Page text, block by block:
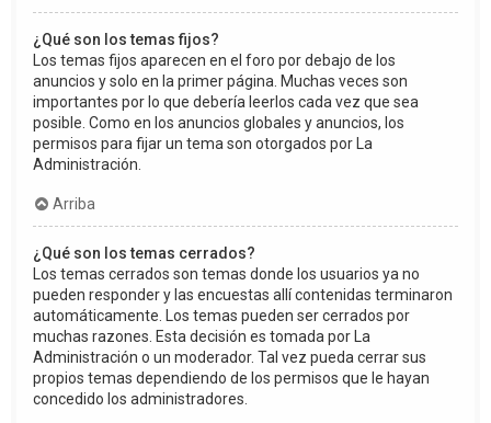
¿Qué son los temas fijos?
Los temas fijos aparecen en el foro por debajo de los
anuncios y solo en la primer página. Muchas veces son
importantes por lo que debería leerlos cada vez que sea
posible. Como en los anuncios globales y anuncios, los
permisos para fijar un tema son otorgados por La
Administración.
Arriba
¿Qué son los temas cerrados?
Los temas cerrados son temas donde los usuarios ya no
pueden responder y las encuestas allí contenidas terminaron
automáticamente. Los temas pueden ser cerrados por
muchas razones. Esta decisión es tomada por La
Administración o un moderador. Tal vez pueda cerrar sus
propios temas dependiendo de los permisos que le hayan
concedido los administradores.